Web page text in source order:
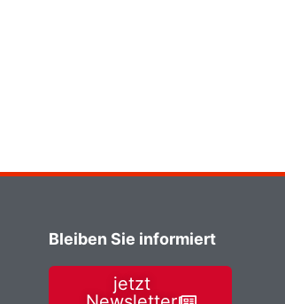
Bleiben Sie informiert
jetzt